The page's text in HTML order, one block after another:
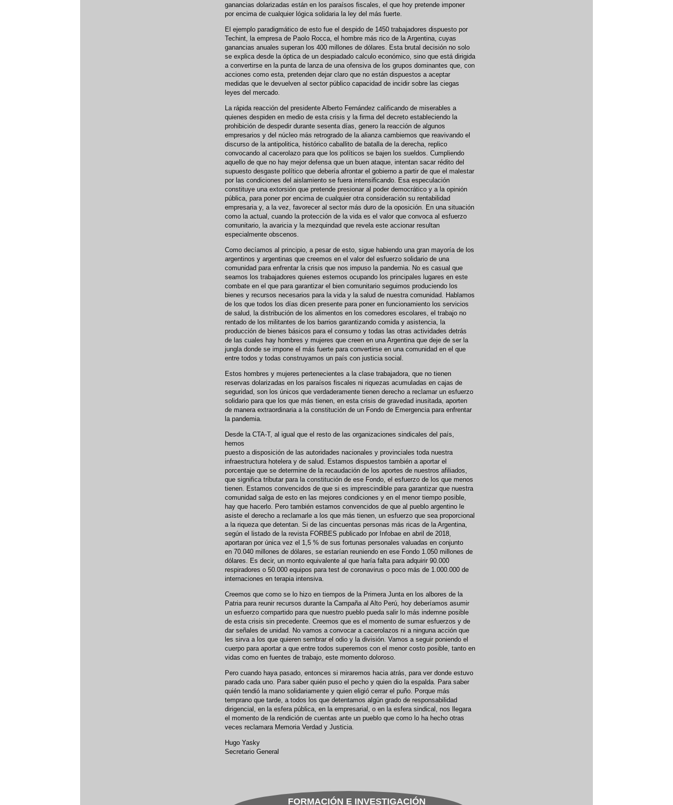
ganancias dolarizadas están en los paraísos fiscales, el que hoy pretende imponer
por encima de cualquier lógica solidaria la ley del más fuerte.
El ejemplo paradigmático de esto fue el despido de 1450 trabajadores dispuesto por
Techint, la empresa de Paolo Rocca, el hombre más rico de la Argentina, cuyas
ganancias anuales superan los 400 millones de dólares. Esta brutal decisión no solo
se explica desde la óptica de un despiadado calculo económico, sino que está dirigida
a convertirse en la punta de lanza de una ofensiva de los grupos dominantes que, con
acciones como esta, pretenden dejar claro que no están dispuestos a aceptar
medidas que le devuelven al sector público capacidad de incidir sobre las ciegas
leyes del mercado.
La rápida reacción del presidente Alberto Fernández calificando de miserables a
quienes despiden en medio de esta crisis y la firma del decreto estableciendo la
prohibición de despedir durante sesenta días, genero la reacción de algunos
empresarios y del núcleo más retrogrado de la alianza cambiemos que reavivando el
discurso de la antipolitica, histórico caballito de batalla de la derecha, replico
convocando al cacerolazo para que los políticos se bajen los sueldos. Cumpliendo
aquello de que no hay mejor defensa que un buen ataque, intentan sacar rédito del
supuesto desgaste político que debería afrontar el gobierno a partir de que el malestar
por las condiciones del aislamiento se fuera intensificando. Esa especulación
constituye una extorsión que pretende presionar al poder democrático y a la opinión
pública, para poner por encima de cualquier otra consideración su rentabilidad
empresaria y, a la vez, favorecer al sector más duro de la oposición. En una situación
como la actual, cuando la protección de la vida es el valor que convoca al esfuerzo
comunitario, la avaricia y la mezquindad que revela este accionar resultan
especialmente obscenos.
Como decíamos al principio, a pesar de esto, sigue habiendo una gran mayoría de los
argentinos y argentinas que creemos en el valor del esfuerzo solidario de una
comunidad para enfrentar la crisis que nos impuso la pandemia. No es casual que
seamos los trabajadores quienes estemos ocupando los principales lugares en este
combate en el que para garantizar el bien comunitario seguimos produciendo los
bienes y recursos necesarios para la vida y la salud de nuestra comunidad. Hablamos
de los que todos los días dicen presente para poner en funcionamiento los servicios
de salud, la distribución de los alimentos en los comedores escolares, el trabajo no
rentado de los militantes de los barrios garantizando comida y asistencia, la
producción de bienes básicos para el consumo y todas las otras actividades detrás
de las cuales hay hombres y mujeres que creen en una Argentina que deje de ser la
jungla donde se impone el más fuerte para convertirse en una comunidad en el que
entre todos y todas construyamos un país con justicia social.
Estos hombres y mujeres pertenecientes a la clase trabajadora, que no tienen
reservas dolarizadas en los paraísos fiscales ni riquezas acumuladas en cajas de
seguridad, son los únicos que verdaderamente tienen derecho a reclamar un esfuerzo
solidario para que los que más tienen, en esta crisis de gravedad inusitada, aporten
de manera extraordinaria a la constitución de un Fondo de Emergencia para enfrentar
la pandemia.
Desde la CTA-T, al igual que el resto de las organizaciones sindicales del país,
hemos
puesto a disposición de las autoridades nacionales y provinciales toda nuestra
infraestructura hotelera y de salud. Estamos dispuestos también a aportar el
porcentaje que se determine de la recaudación de los aportes de nuestros afiliados,
que significa tributar para la constitución de ese Fondo, el esfuerzo de los que menos
tienen. Estamos convencidos de que si es imprescindible para garantizar que nuestra
comunidad salga de esto en las mejores condiciones y en el menor tiempo posible,
hay que hacerlo. Pero también estamos convencidos de que al pueblo argentino le
asiste el derecho a reclamarle a los que más tienen, un esfuerzo que sea proporcional
a la riqueza que detentan. Si de las cincuentas personas más ricas de la Argentina,
según el listado de la revista FORBES publicado por Infobae en abril de 2018,
aportaran por única vez el 1,5 % de sus fortunas personales valuadas en conjunto
en 70.040 millones de dólares, se estarían reuniendo en ese Fondo 1.050 millones de
dólares. Es decir, un monto equivalente al que haría falta para adquirir 90.000
respiradores o 50.000 equipos para test de coronavirus o poco más de 1.000.000 de
internaciones en terapia intensiva.
Creemos que como se lo hizo en tiempos de la Primera Junta en los albores de la
Patria para reunir recursos durante la Campaña al Alto Perú, hoy deberíamos asumir
un esfuerzo compartido para que nuestro pueblo pueda salir lo más indemne posible
de esta crisis sin precedente. Creemos que es el momento de sumar esfuerzos y de
dar señales de unidad. No vamos a convocar a cacerolazos ni a ninguna acción que
les sirva a los que quieren sembrar el odio y la división. Vamos a seguir poniendo el
cuerpo para aportar a que entre todos superemos con el menor costo posible, tanto en
vidas como en fuentes de trabajo, este momento doloroso.
Pero cuando haya pasado, entonces si miraremos hacia atrás, para ver donde estuvo
parado cada uno. Para saber quién puso el pecho y quien dio la espalda. Para saber
quién tendió la mano solidariamente y quien eligió cerrar el puño. Porque más
temprano que tarde, a todos los que detentamos algún grado de responsabilidad
dirigencial, en la esfera pública, en la empresarial, o en la esfera sindical, nos llegara
el momento de la rendición de cuentas ante un pueblo que como lo ha hecho otras
veces reclamara Memoria Verdad y Justicia.
Hugo Yasky
Secretario General
FORMACIÓN E INVESTIGACIÓN